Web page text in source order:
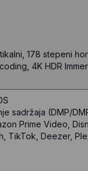
178 stepeni
4K HDR
sadržaja (DMP/
Prime Video,
TikTok, Deezer,